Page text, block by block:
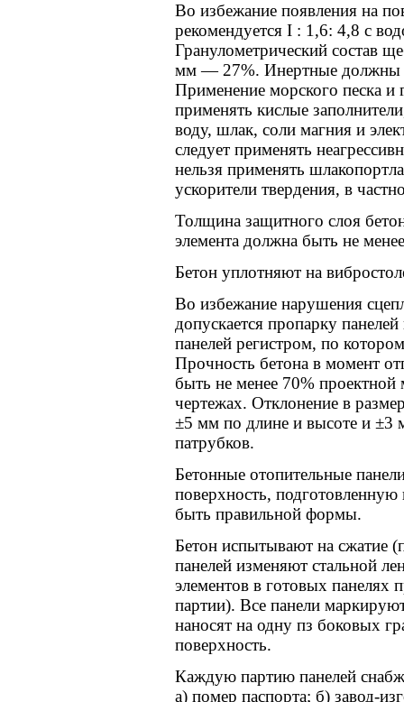
Во избежание появления на
рекомендуется I : 1,6: 4,8 с
Гранулометрический
мм — 27%. Инертные
Применение морского песка и
применять кислые
воду, шлак, соли магния и
следует применять
нельзя применять
ускорители твердения, в
Толщина защитного слоя
элемента должна быть не
Бетон уплотняют на
Во избежание нарушения
допускается пропарку
панелей регистром, по
Прочность бетона в момент
быть не менее 70% проектной
чертежах. Отклонение в
±5 мм по длине и высоте и
патрубков.
Бетонные отопительные
поверхность,
быть правильной формы.
Бетон испытывают на
панелей изменяют стальной
элементов в готовых панелях
партии). Все панели
наносят на одну пз боковых
поверхность.
Каждую партию панелей
а) помер паспорта; б) завод-